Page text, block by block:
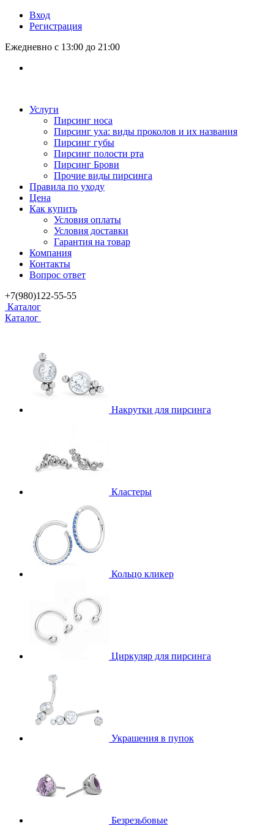
Вход
Регистрация
Ежедневно с 13:00 до 21:00
Услуги
Пирсинг носа
Пирсинг уха: виды проколов и их названия
Пирсинг губы
Пирсинг полости рта
Пирсинг Брови
Прочие виды пирсинга
Правила по уходу
Цена
Как купить
Условия оплаты
Условия доставки
Гарантия на товар
Компания
Контакты
Вопрос ответ
+7(980)122-55-55
Каталог
Каталог
Накрутки для пирсинга
Кластеры
Кольцо кликер
Циркуляр для пирсинга
Украшения в пупок
Безрезьбовые